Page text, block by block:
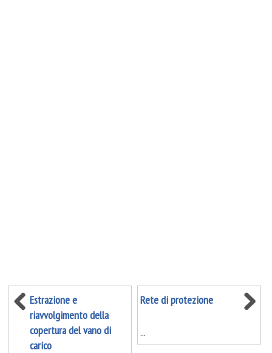
Estrazione e
riavvolgimento della
copertura del vano di
carico
Rete di protezione
...